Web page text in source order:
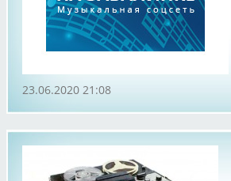
23.06.2020 21:08